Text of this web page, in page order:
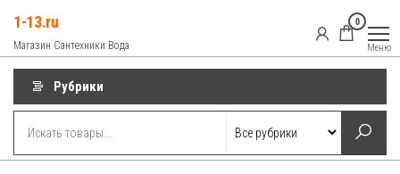
содержимому
1-13.ru
Магазин Сантехники Вода
0
Меню
Рубрики